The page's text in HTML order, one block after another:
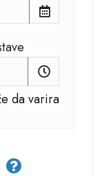
da varira